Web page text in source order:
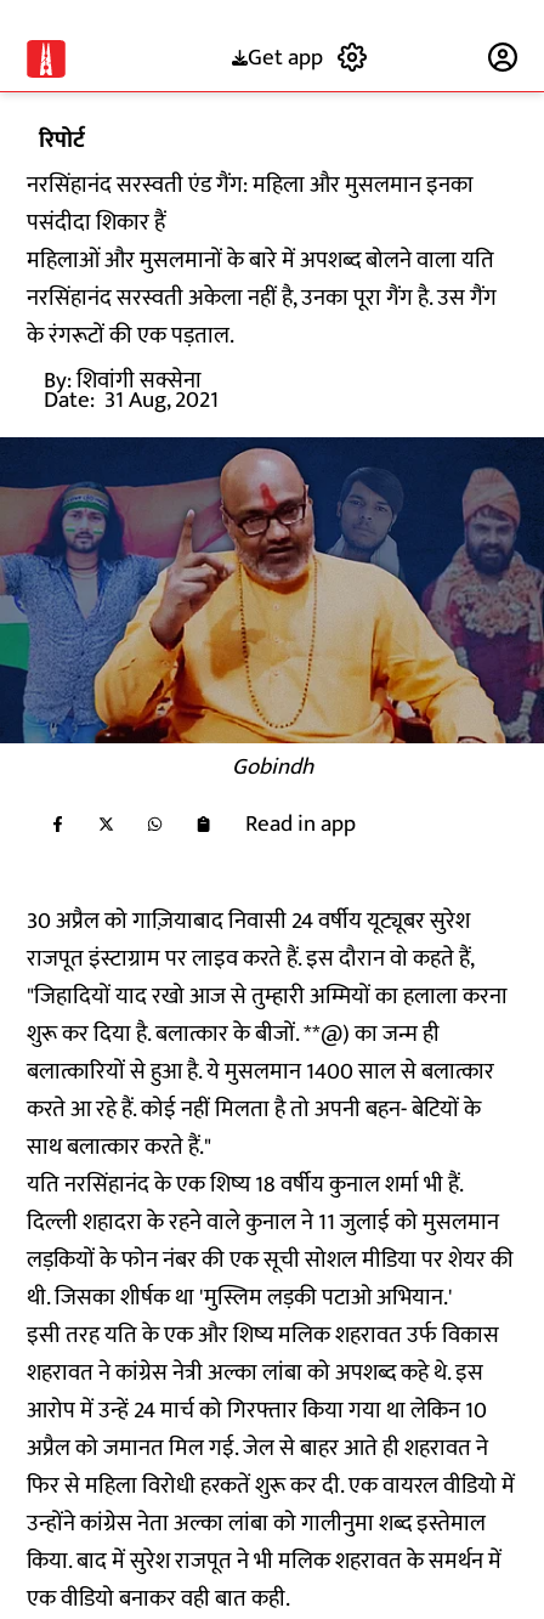
Get app
रिपोर्ट
नरसिंहानंद सरस्वती एंड गैंग: महिला और मुसलमान इनका
पसंदीदा शिकार हैं
महिलाओं और मुसलमानों के बारे में अपशब्द बोलने वाला यति
नरसिंहानंद सरस्वती अकेला नहीं है, उनका पूरा गैंग है. उस गैंग
के रंगरूटों की एक पड़ताल.
By:शिवांगी सक्सेना
Date: 31 Aug, 2021
Gobindh
Read in app
30 अप्रैल को गाज़ियाबाद निवासी 24 वर्षीय यूट्यूबर सुरेश
राजपूत इंस्टाग्राम पर लाइव करते हैं. इस दौरान वो कहते हैं,
"जिहादियों याद रखो आज से तुम्हारी अम्मियों का हलाला करना
शुरू कर दिया है. बलात्कार के बीजों. **@) का जन्म ही
बलात्कारियों से हुआ है. ये मुसलमान 1400 साल से बलात्कार
करते आ रहे हैं. कोई नहीं मिलता है तो अपनी बहन- बेटियों के
साथ बलात्कार करते हैं."
यति नरसिंहानंद के एक शिष्य 18 वर्षीय कुनाल शर्मा भी हैं.
दिल्ली शहादरा के रहने वाले कुनाल ने 11 जुलाई को मुसलमान
लड़कियों के फोन नंबर की एक सूची सोशल मीडिया पर शेयर की
थी. जिसका शीर्षक था 'मुस्लिम लड़की पटाओ अभियान.'
इसी तरह यति के एक और शिष्य मलिक शहरावत उर्फ विकास
शहरावत ने कांग्रेस नेत्री अल्का लांबा को अपशब्द कहे थे. इस
आरोप में उन्हें 24 मार्च को गिरफ्तार किया गया था लेकिन 10
अप्रैल को जमानत मिल गई. जेल से बाहर आते ही शहरावत ने
फिर से महिला विरोधी हरकतें शुरू कर दी. एक वायरल वीडियो में
उन्होंने कांग्रेस नेता अल्का लांबा को गालीनुमा शब्द इस्तेमाल
किया. बाद में सुरेश राजपूत ने भी मलिक शहरावत के समर्थन में
एक वीडियो बनाकर वही बात कही.